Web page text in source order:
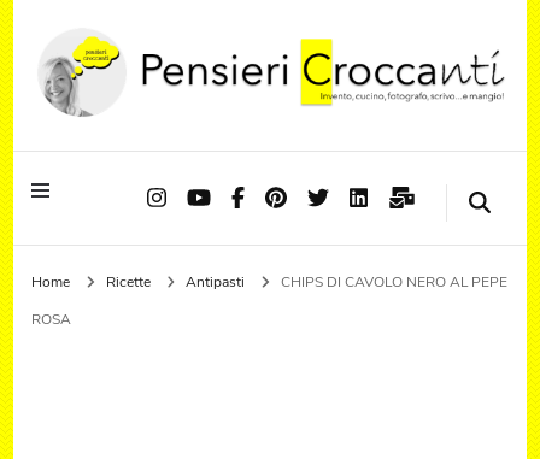
Pensieri Croccanti
Home Ricette Antipasti
CHIPS DI CAVOLO NERO AL PEPE
ROSA